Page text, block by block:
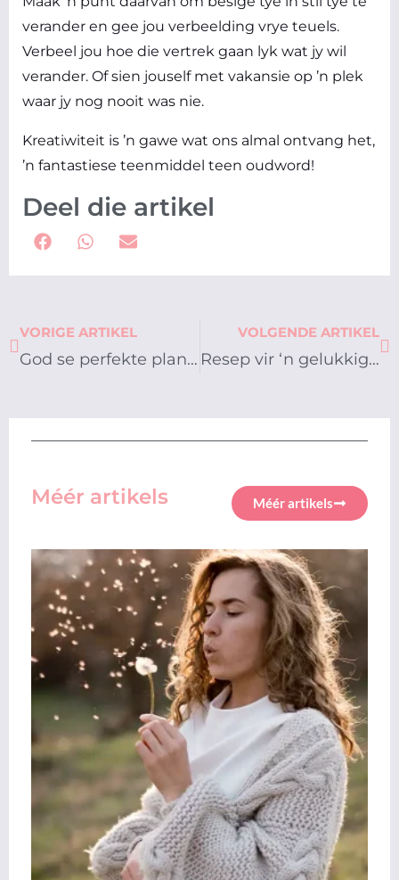
verander en gee jou verbeelding vrye teuels.
Verbeel jou hoe die vertrek gaan lyk wat jy wil
verander. Of sien jouself met vakansie op ’n plek
waar jy nog nooit was nie.
Kreatiwiteit is ’n gawe wat ons almal ontvang het,
’n fantastiese teenmiddel teen oudword!
Deel die artikel
Prev
VORIGE ARTIKEL
God se perfekte plan vir jou lewe!
VOLGENDE ARTIKEL
Resep vir ‘n gelukkige gesin
Méér artikels Méér artikels